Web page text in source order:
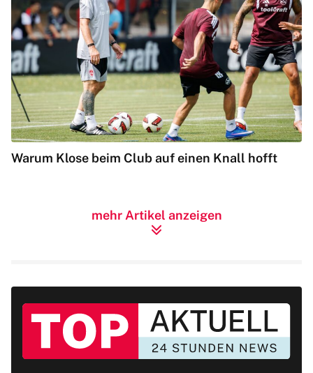
Warum Klose beim Club auf einen Knall hofft
mehr Artikel anzeigen